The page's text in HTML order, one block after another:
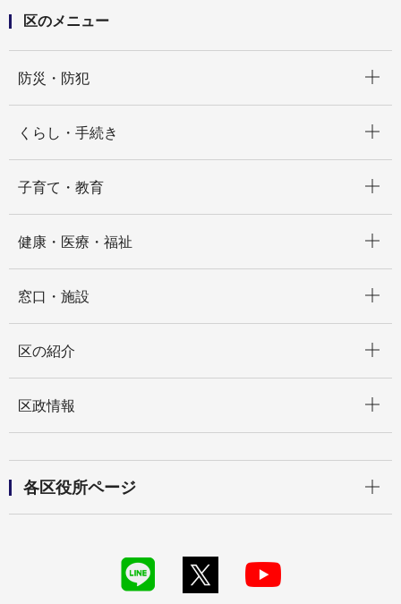
区のメニュー
防災・防犯
くらし・手続き
子育て・教育
健康・医療・福祉
窓口・施設
区の紹介
区政情報
各区役所ページ